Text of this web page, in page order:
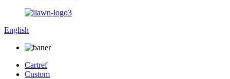
English
Cartref
Custom